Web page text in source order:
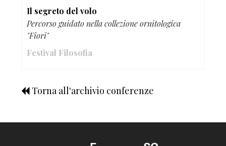
Il segreto del volo
Percorso guidato nella collezione ornitologica
"Fiori"
Festival Filosofia
Torna all'archivio conferenze